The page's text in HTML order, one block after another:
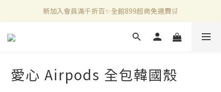
新加入會員滿千折百✨全館899超商免運費🛒
新加入會員滿千折百✨全館899超商免運費🛒
官方LINE好友募集中🤍加入領取50元購物金✨
愛心 Airpods 全包韓國殼